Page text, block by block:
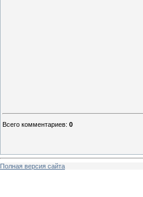
Всего комментариев: 0
Полная версия сайта